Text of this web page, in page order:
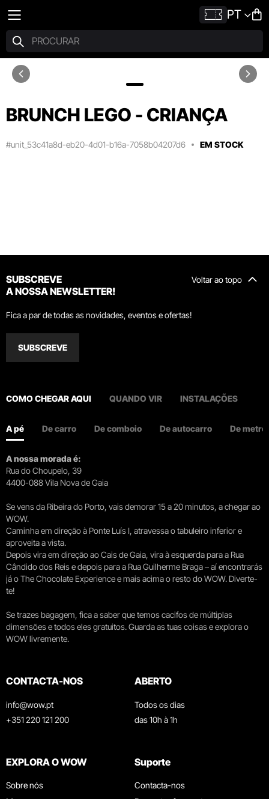
PT
BRUNCH LEGO - CRIANÇA
#unit_53c41a8d-eb20-4d01-b16a-7058b04207d6 EM STOCK
Voltar ao topo
SUBSCREVE
A NOSSA NEWSLETTER!
Fica a par de todas as novidades, eventos e ofertas!
SUBSCREVE
COMO CHEGAR AQUI QUANDO VIR INSTALAÇÕES
A pé De carro De comboio De autocarro De metro
A nossa morada é:
Rua do Choupelo, 39
4400-088 Vila Nova de Gaia
Se vens da Ribeira do Porto, vais demorar 15 a 20 minutos, a chegar ao
WOW.
Caminha em direção à Ponte Luís I, atravessa o tabuleiro inferior e
aproveita a vista.
Depois vira em direção ao Cais de Gaia, vira à esquerda para a Rua
Cândido dos Reis e depois para a Rua Guilherme Braga – aí encontrarás
já o The Chocolate Experience e mais acima o resto do WOW. Diverte-
te!
Se trazes bagagem, fica a saber que temos cacifos de múltiplas
dimensões e todos eles gratuitos. Guarda as tuas coisas e explora o
WOW livremente.
CONTACTA-NOS
info@wow.pt
+351 220 121 200
ABERTO
Todos os dias
das 10h à 1h
EXPLORA O WOW
Sobre nós
Museus
Suporte
Contacta-nos
Perguntas frequentes